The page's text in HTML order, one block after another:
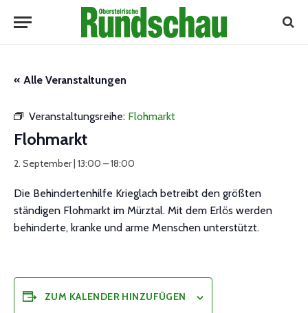
« Alle Veranstaltungen
Veranstaltungsreihe: Flohmarkt
Flohmarkt
2. September | 13:00 –18:00
Die Behindertenhilfe Krieglach betreibt den größten
ständigen Flohmarkt im Mürztal. Mit dem Erlös werden
behinderte, kranke und arme Menschen unterstützt.
ZUM KALENDER HINZUFÜGEN